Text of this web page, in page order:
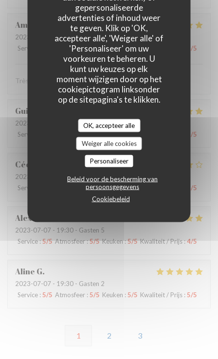
gepersonaliseerde
advertenties of inhoud weer
te geven. Klik op 'OK,
accepteer alle', 'Weiger alle' of
'Personaliseer' om uw
voorkeuren te beheren. U
kunt uw keuzes op elk
moment wijzigen door op het
cookiepictogram linksonder
op de sitepagina's te klikken.
OK, accepteer alle
Weiger alle cookies
Personaliseer
Beleid voor de bescherming van
persoonsgegevens
Cookiebeleid
Amélie
2023-07-13
- 20:30 - Gasten 8
Service
Atmosfeer: 5/5 Keuken :5/5 Kwaliteit / Prijs /5
Très bel accueil, très bon ! Merci !
Guillaume
2023-07-12
- 19:30 - Gasten 5
Service
Atmosfeer:4/5 Keuken:4/5 /5
Cécilie
2023-07-07
- 20:00 - Gasten 3
Service
:3/5 Keuken:5/5 /5
Alexandre
2023-07-07 - 19:30 - Gasten 5
Service:5/5 Atmosfeer:5/5 Keuken:5/5 Kwaliteit / Prijs:4/5
Aline G
2023-07-07 - 19:30 - Gasten 2
Service : 5/5 Atmosfeer : 5/5 Keuken : 5/5 Kwaliteit / Prijs : 5/5
1 2 3